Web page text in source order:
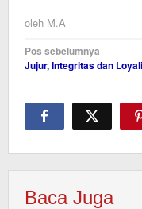
oleh M.A
Navigasi
pos
Pos sebelumnya
Jujur, Integritas dan
Baca Juga